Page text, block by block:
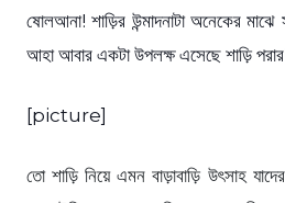
ষোলআনা! শাড়ির উন্মাদনাটা অনেকের
আহা আবার একটা উপলক্ষ এসেছে শাড়ি
[picture]
তো শাড়ি নিয়ে এমন বাড়াবাড়ি উৎসাহ